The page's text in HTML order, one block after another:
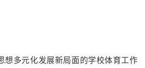
想多元化发展新局面的学校体育工作